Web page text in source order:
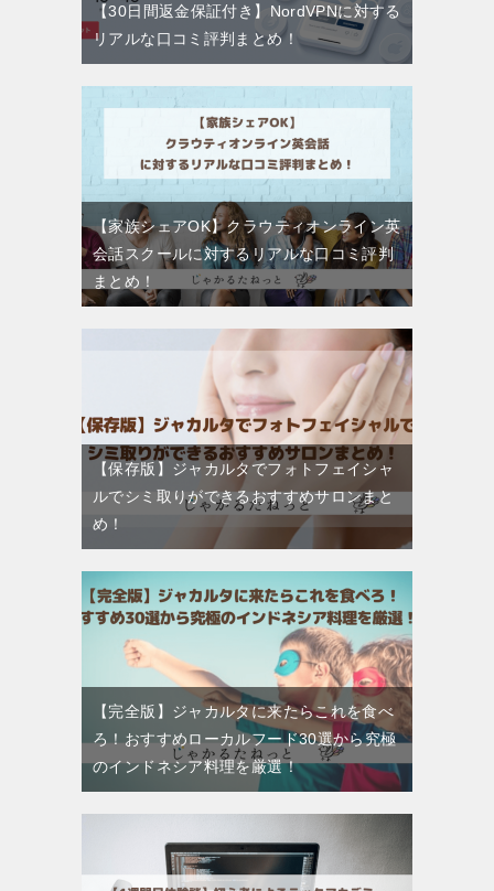
【30日間返金保証付き】NordVPNに対する
リアルな口コミ評判まとめ！
【家族シェアOK】クラウティオンライン英
会話スクールに対するリアルな口コミ評判
まとめ！
【保存版】ジャカルタでフォトフェイシャ
ルでシミ取りができるおすすめサロンまと
め！
【完全版】ジャカルタに来たらこれを食べ
ろ！おすすめローカルフード30選から究極
のインドネシア料理を厳選！